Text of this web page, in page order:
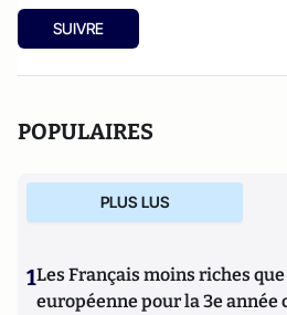
SUIVRE
POPULAIRES
PLUS LUS
1Les Français moins riches
européenne pour la 3e année